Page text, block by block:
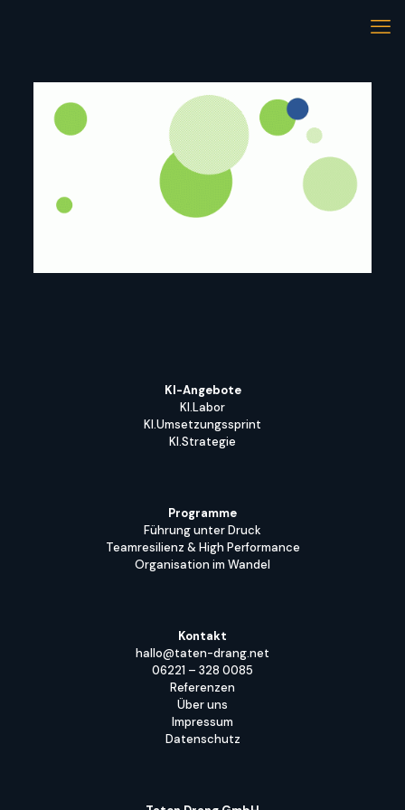
KI-Angebote
KI.Labor
KI.Umsetzungssprint
KI.Strategie
Programme
Führung unter Druck
Teamresilienz & High Performance
Organisation im Wandel
Kontakt
hallo@taten-drang.net
06221 – 328 0085
Referenzen
Über uns
Impressum
Datenschutz